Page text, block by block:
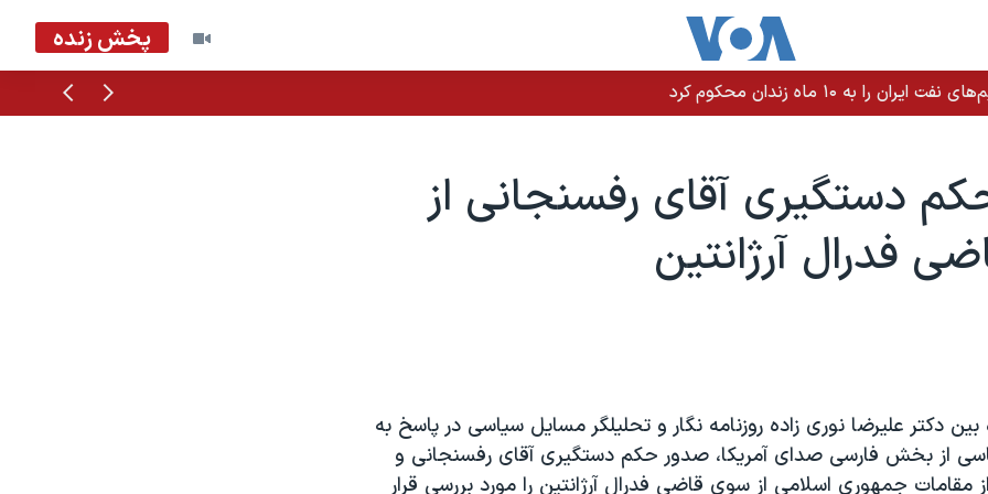
پخش زنده
قبلی ۱۰ ماه زندان محکوم کرد
دستگيری آقای رفسنجانی از
فدرال آرژانتين
بين دکتر عليرضا نوری زاده روزنامه نگار و تحليلگر مسايل سياسی در پاسخ به
از بخش فارسی صدای آمريکا، صدور حکم دستگيری آقای رفسنجانی و
جمهوری اسلامی از سوی قاضی فدرال آرژانتين را مورد بررسی قرار